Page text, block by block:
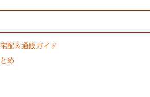
配＆通販ガイド
め